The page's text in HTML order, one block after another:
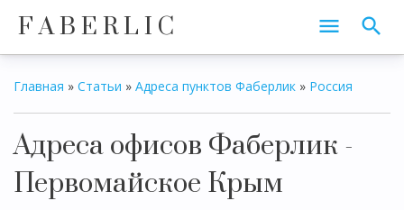
F A B E R L I C
Главная » Статьи » Адреса пунктов Фаберлик » Россия
Адреса офисов Фаберлик -
Первомайское Крым